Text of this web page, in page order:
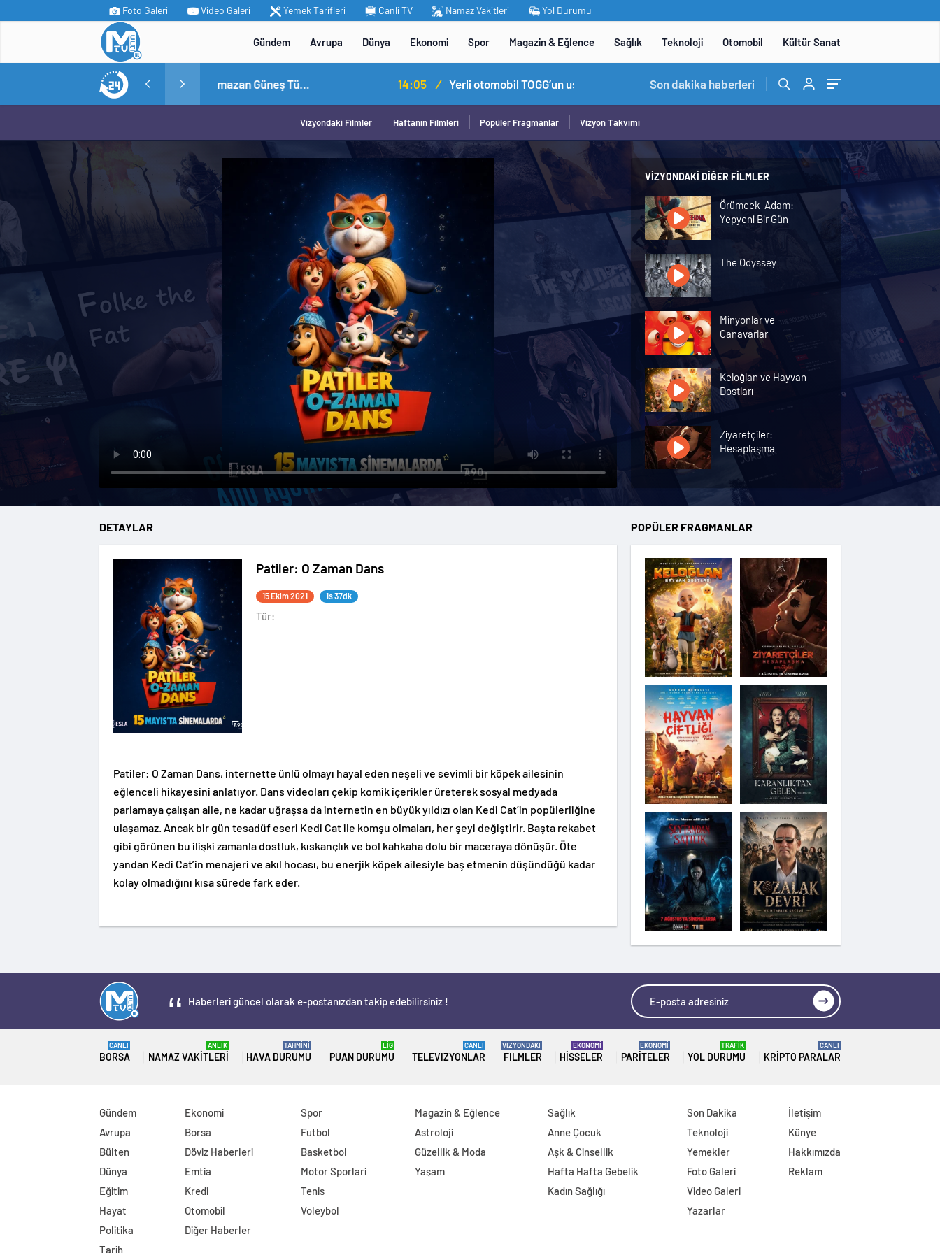
Foto Galeri Video Galeri Yemek Tarifleri Canli TV Namaz Vakitleri Yol Durumu
Gündem Avrupa Dünya Ekonomi Spor Magazin & Eğlence Sağlık Teknoloji Otomobil Kültür Sanat
MİT’ten Irak’ın kuzeyinde operasyon: Ramazan Güneş Türkiye’ye getirildi 14:05 / Yerli otomobil TOGG’un ustaları burada yetişecek 15:06 / DENEYAP Teknoloji Atölyeleri uygulama sınavı 1
Son dakika haberleri
Vizyondaki Filmler Haftanın Filmleri Popüler Fragmanlar Vizyon Takvimi
VIZYONDAKI DIĞER FILMLER
Örümcek-Adam:
Yepyeni Bir Gün
The Odyssey
Minyonlar ve
Canavarlar
Keloğlan ve Hayvan
Dostları
Ziyaretçiler:
Hesaplaşma
Nasreddin Hoca:
Zaman Yolcusu 4
Hayvan Çiftliği
Karanlıktan Gelen
Şeytandan Satılık
Moana
Kozalak Devri
DETAYLAR
Patiler: O Zaman Dans
15 Ekim 2021 1s 37dk
Tür:
Patiler: O Zaman Dans, internette ünlü olmayı hayal eden neşeli ve sevimli bir köpek ailesinin
eğlenceli hikayesini anlatıyor. Dans videoları çekip komik içerikler üreterek sosyal medyada
parlamaya çalışan aile, ne kadar uğraşsa da internetin en büyük yıldızı olan Kedi Cat’in popülerliğine
ulaşamaz. Ancak bir gün tesadüf eseri Kedi Cat ile komşu olmaları, her şeyi değiştirir. Başta rekabet
gibi görünen bu ilişki zamanla dostluk, kıskançlık ve bol kahkaha dolu bir maceraya dönüşür. Öte
yandan Kedi Cat’in menajeri ve akıl hocası, bu enerjik köpek ailesiyle baş etmenin düşündüğü kadar
kolay olmadığını kısa sürede fark eder.
POPÜLER FRAGMANLAR
Haberleri güncel olarak e-postanızdan takip edebilirsiniz !
BORSA
CANLI
NAMAZ VAKITLERI
ANLIK
HAVA DURUMU
TAHMİNİ
PUAN DURUMU
LİG
TELEVIZYONLAR
CANLI
FILMLER
VIZYONDAKI
HISSELER
EKONOMİ
PARITELER
EKONOMİ
YOL DURUMU
TRAFİK
KRIPTO PARALAR
CANLI
Gündem
Avrupa
Bülten
Dünya
Eğitim
Hayat
Politika
Tarih
Ekonomi
Borsa
Döviz Haberleri
Emtia
Kredi
Otomobil
Diğer Haberler
Spor
Futbol
Basketbol
Motor Sporlari
Tenis
Voleybol
Magazin & Eğlence
Astroloji
Güzellik & Moda
Yaşam
Sağlık
Anne Çocuk
Aşk & Cinsellik
Hafta Hafta Gebelik
Kadın Sağlığı
Son Dakika
Teknoloji
Yemekler
Foto Galeri
Video Galeri
Yazarlar
İletişim
Künye
Hakkımızda
Reklam